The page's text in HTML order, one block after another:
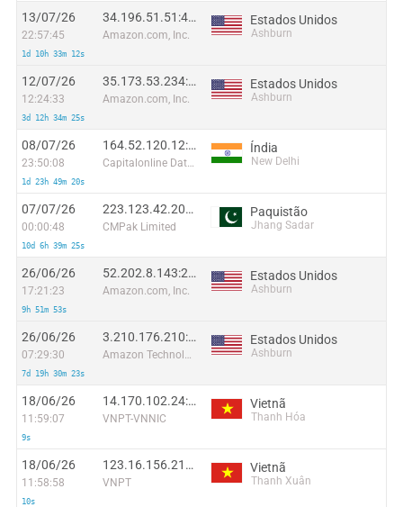
13/07/26
22:57:45
1d 10h 33m 12s
34.196.51.51:4352
Amazon.com, Inc.
Estados Unidos
Ashburn
12/07/26
12:24:33
3d 12h 34m 25s
35.173.53.234:49818
Amazon.com, Inc.
Estados Unidos
Ashburn
08/07/26
23:50:08
1d 23h 49m 20s
164.52.120.12:31573
Capitalonline Data Service (HK) Co
Índia
New Delhi
07/07/26
00:00:48
10d 6h 39m 25s
223.123.42.206:49918
CMPak Limited
Paquistão
Jhang Sadar
26/06/26
17:21:23
9h 51m 53s
52.202.8.143:28055
Amazon.com, Inc.
Estados Unidos
Ashburn
26/06/26
07:29:30
7d 19h 30m 23s
3.210.176.210:50232
Amazon Technologies Inc.
Estados Unidos
Ashburn
18/06/26
11:59:07
9s
14.170.102.24:49503
VNPT-VNNIC
Vietnã
Thanh Hóa
18/06/26
11:58:58
10s
123.16.156.213:44608
VNPT
Vietnã
Thanh Xuân